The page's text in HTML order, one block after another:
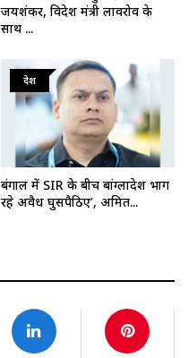
जयशंकर, विदेश मंत्री लावरोव के
साथ ...
देश
बंगाल में SIR के बीच बांग्लादेश भाग
रहे अवैध घुसपैठिए’, अमित...